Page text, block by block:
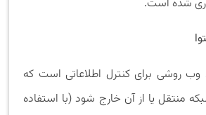
شده است.
وب روشی برای کنترل اطلاعاتی است که
منتقل یا از آن خارج شود (با استفاده